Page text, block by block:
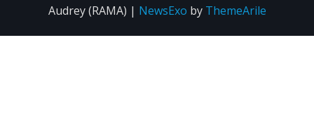
Audrey (RAMA) | NewsExo by ThemeArile